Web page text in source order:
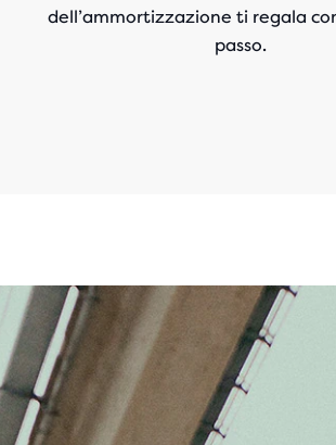
dell’ammortizzazione ti regala
passo.